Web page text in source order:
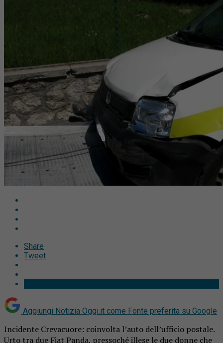
Share
Tweet
Aggiungi Notizia Oggi.it come Fonte preferita su Google
Incidente Crevacuore: coinvolta l’auto dell’ufficio postale.
Urto tra due Fiat Panda, pressoché illese le due donne che